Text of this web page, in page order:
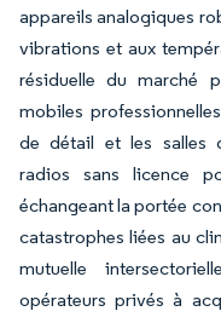
appareils analogiques
vibrations et aux
résiduelle du marché
mobiles
de détail et les salles
radios sans licence
échangeant la portée
catastrophes liées au
mutuelle
opérateurs privés à